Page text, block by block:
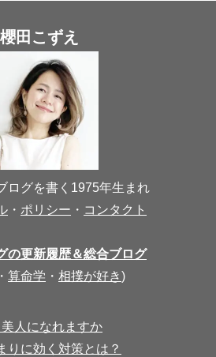
櫻田こずえ
ログを書く1975年生まれ
・ ポリシー ・ コンタクト
の更新履歴＆総合ブログ
・ 算命学 ・ 相撲が好き)
人になれますか
りに効く対策とは？